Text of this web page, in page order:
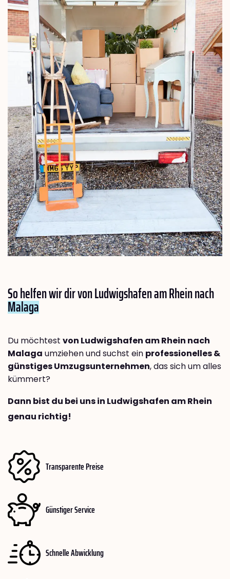
So helfen wir dir von Ludwigshafen am Rhein nach
Malaga
Du möchtest von Ludwigshafen am Rhein nach
Malaga umziehen und suchst ein professionelles &
günstiges Umzugsunternehmen, das sich um alles
kümmert?
Dann bist du bei uns in Ludwigshafen am Rhein
genau richtig!
Transparente Preise
Günstiger Service
Schnelle Abwicklung